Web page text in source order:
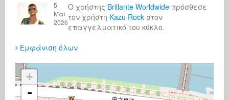
5
Μαϊ
2026
Ο χρήστης Brillante Worldwide πρόσθεσε
τον χρήστη Kazu Rock στον
επαγγελματικό του κύκλο.
Εμφάνιση όλων
+
-